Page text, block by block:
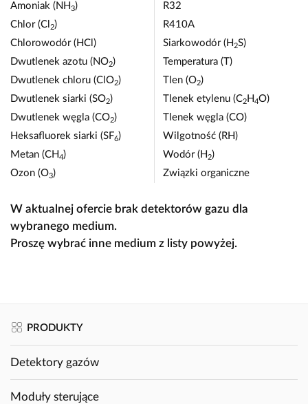
Amoniak (NH3)
Chlor (Cl 2)
Chlorowodór (HCl)
Dwutlenek azotu (NO2)
Dwutlenek chloru (ClO2)
Dwutlenek siarki (SO2)
Dwutlenek węgla (CO2)
Heksafluorek siarki (SF6)
Metan (CH4)
Ozon (O3)
R32
R410A
Siarkowodór (H 2S)
Temperatura (T)
Tlen (O2)
Tlenek etylenu (C2H4O)
Tlenek węgla (CO)
Wilgotność (RH)
Wodór (H 2)
Związki organiczne
W aktualnej ofercie brak detektorów gazu dla
wybranego medium.
Proszę wybrać inne medium z listy powyżej.
PRODUKTY
Detektory gazów
Moduły sterujące